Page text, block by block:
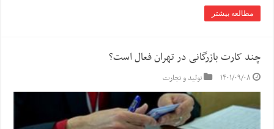
مطالعه بیشتر
چند کارت بازرگانی در تهران فعال است؟
۱۴۰۱/۰۹/۰۸ تولید و تجارت